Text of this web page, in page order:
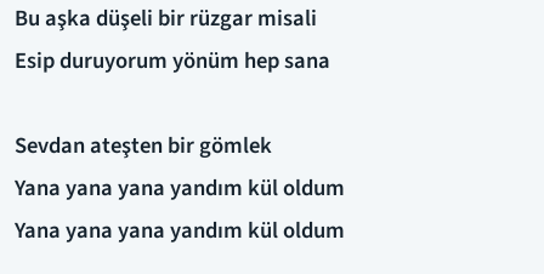
Bu aşka düşeli bir rüzgar misali
Esip duruyorum yönüm hep sana
Sevdan ateşten bir gömlek
Yana yana yana yandım kül oldum
Yana yana yana yandım kül oldum